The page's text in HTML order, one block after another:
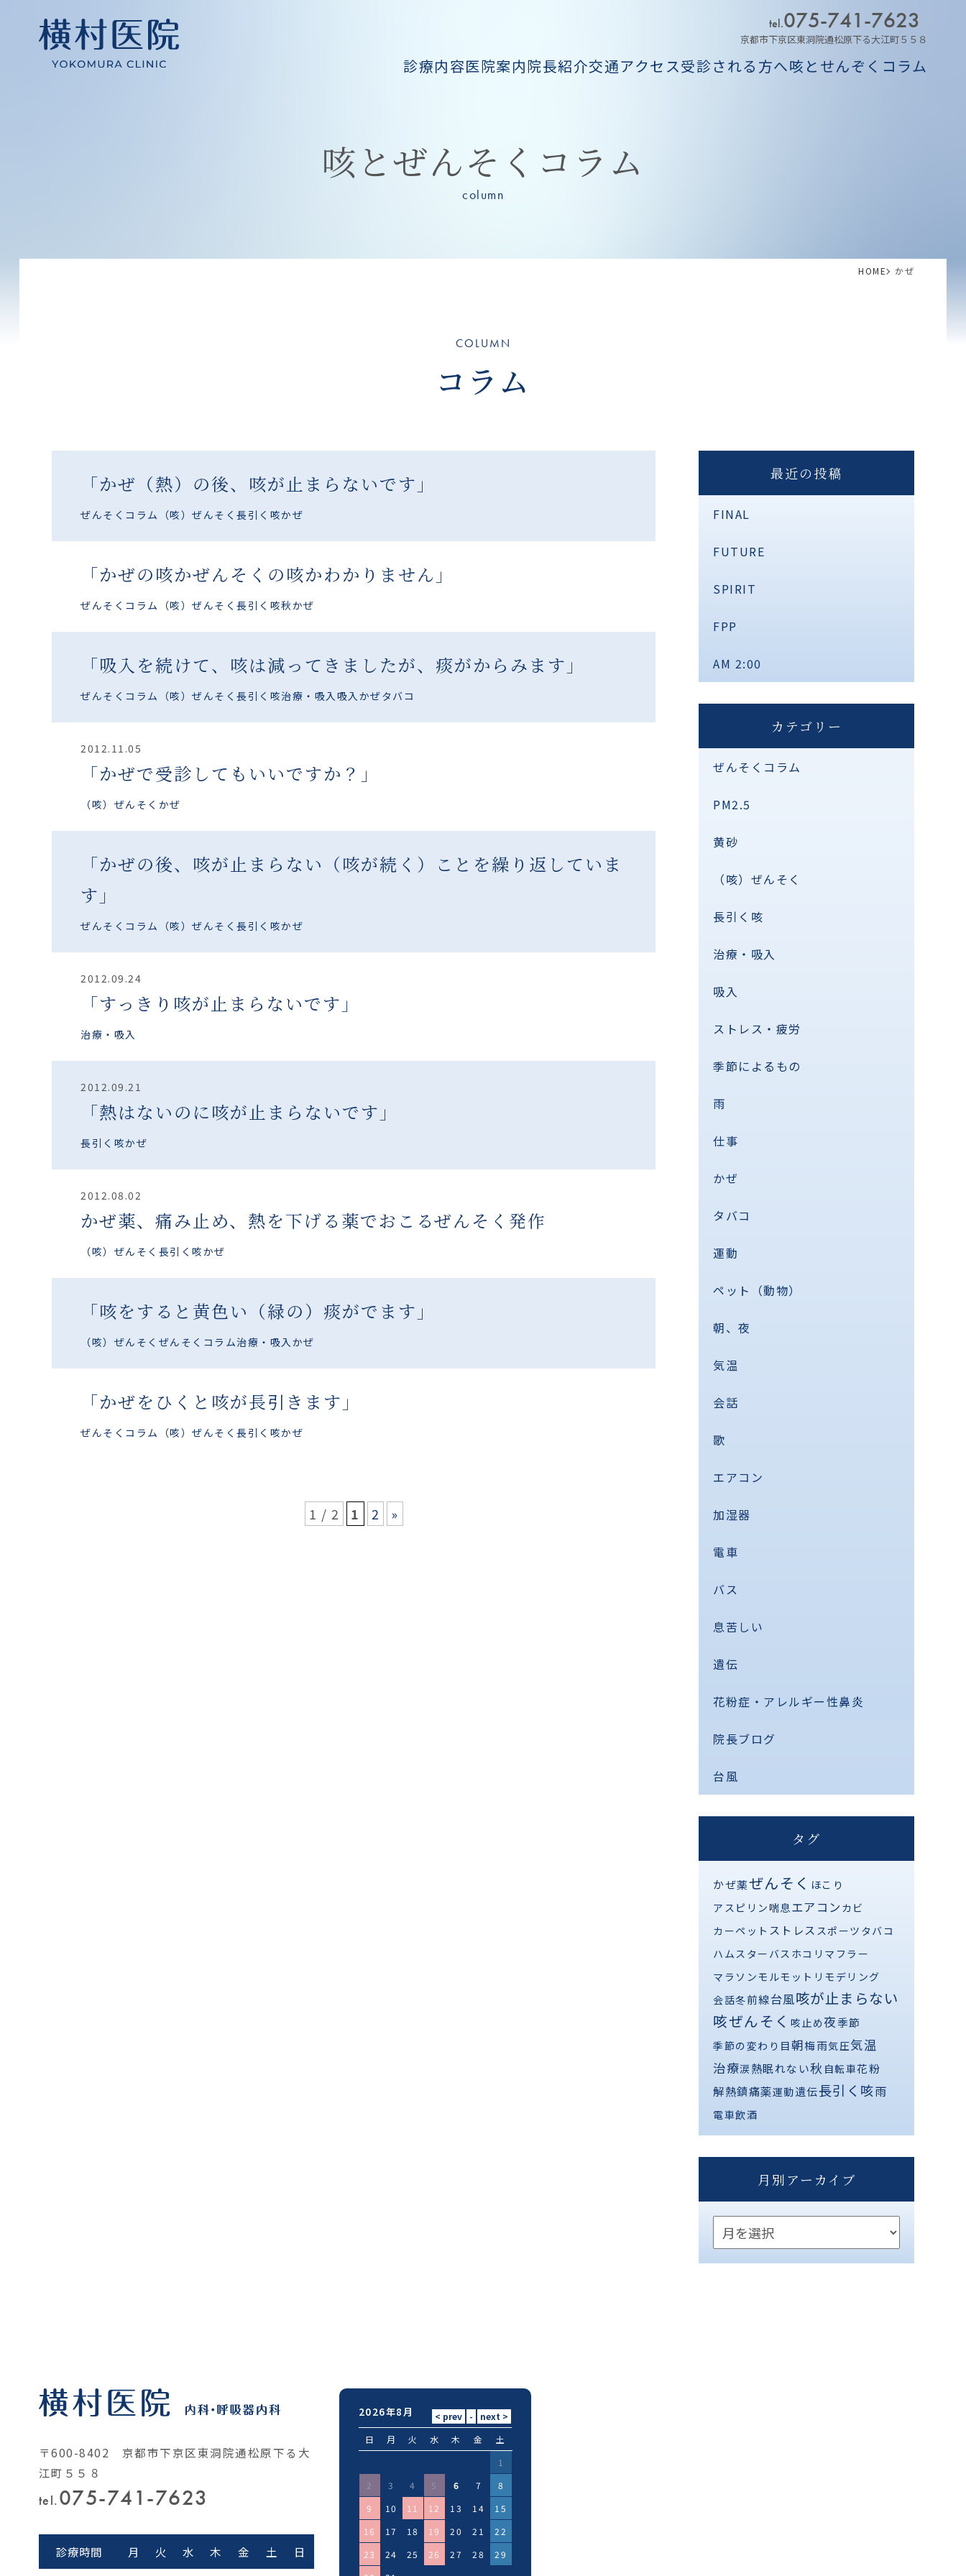
tel.075-741-7623
京都市下京区東洞院通松原下る大江町５５８
診療内容医院案内院長紹介交通アクセス受診される方へ咳とせんぞくコラム
咳とぜんそくコラム
column
HOME かぜ
COLUMN
コラム
「かぜ（熱）の後、咳が止まらないです」
ぜんそくコラム （咳）ぜんそく 長引く咳かぜ
「かぜの咳かぜんそくの咳かわかりません」
ぜんそくコラム （咳）ぜんそく 長引く咳秋かぜ
「吸入を続けて、咳は減ってきましたが、痰がからみます」
ぜんそくコラム （咳）ぜんそく 長引く咳治療・吸入吸入かぜタバコ
2012.11.05
「かぜで受診してもいいですか？」
（咳）ぜんそく かぜ
「かぜの後、咳が止まらない（咳が続く）ことを繰り返していま
す」
ぜんそくコラム （咳）ぜんそく 長引く咳かぜ
2012.09.24
「すっきり咳が止まらないです」
治療・吸入
2012.09.21
「熱はないのに咳が止まらないです」
長引く咳かぜ
2012.08.02
かぜ薬、痛み止め、熱を下げる薬でおこるぜんそく発作
（咳）ぜんそく 長引く咳かぜ
「咳をすると黄色い（緑の）痰がでます」
（咳）ぜんそく ぜんそくコラム治療・吸入かぜ
「かぜをひくと咳が長引きます」
ぜんそくコラム （咳）ぜんそく 長引く咳かぜ
1 / 2 1 2 »
最近の投稿
FINAL
FUTURE
SPIRIT
FPP
AM 2:00
カテゴリー
ぜんそくコラム
PM2.5
黄砂
（咳）ぜんそく
長引く咳
治療・吸入
吸入
ストレス・疲労
季節によるもの
雨
仕事
かぜ
タバコ
運動
ペット（動物）
朝、夜
気温
会話
歌
エアコン
加湿器
電車
バス
息苦しい
遺伝
花粉症・アレルギー性鼻炎
院長ブログ
台風
タグ
かぜ薬ぜんそく ほこり
アスピリン喘息エアコン カビ
カーペット ストレス スポーツ タバコ
ハムスター バス ホコリ マフラー
マラソンモルモット リモデリング
会話冬前線台風咳が止まらない
咳ぜんそく 咳止め夜季節
季節の変わり目朝梅雨気圧気温
治療涙 熱眠れない秋 自転車花粉
解熱鎮痛薬運動遺伝長引く咳雨
電車飲酒
月別アーカイブ
〒600-8402 京都市下京区東洞院通松原下る大
江町５５８
tel.075-741-7623
診療時間 月 火 水 木 金 土 日
2026年8月
日 月 火 水 木 金
土
1
2
3 4 5 6 7
8
9
10 11 12 13 14
15
16
17 18 19 20 21
22
23
24 25 26 27 28
29